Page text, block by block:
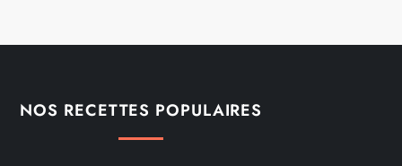
NOS RECETTES POPULAIRES